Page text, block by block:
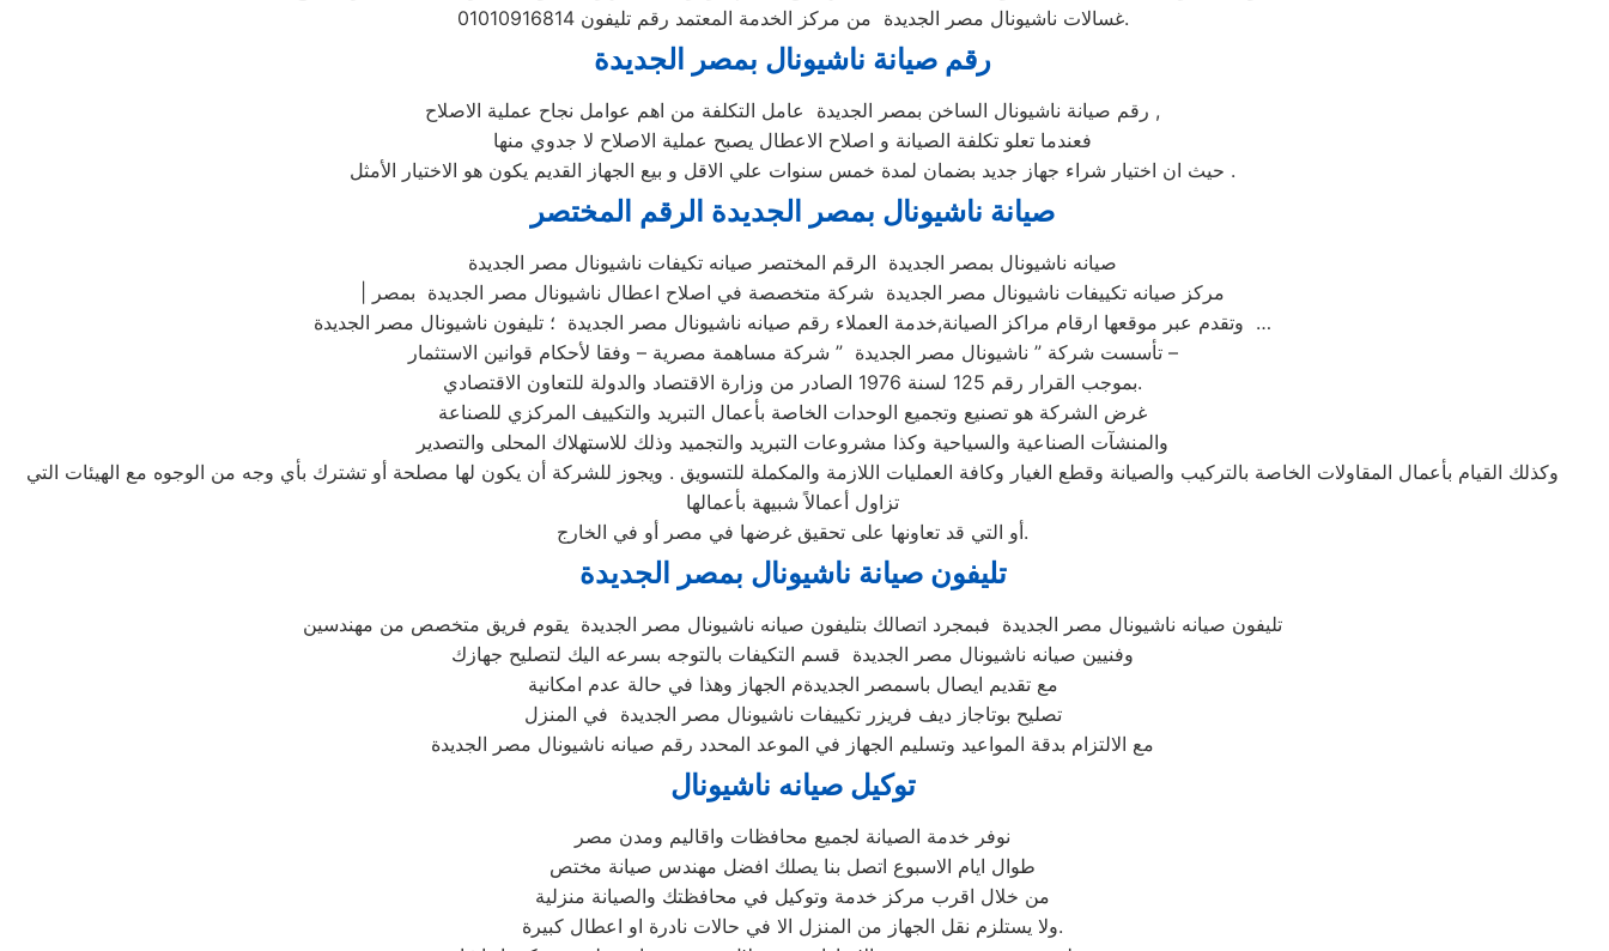
غسالات ناشيونال مصر الجديدة من مركز الخدمة المعتمد رقم تليفون 01010916814.
رقم صيانة ناشيونال بمصر الجديدة
رقم صيانة ناشيونال الساخن بمصر الجديدة عامل التكلفة من اهم عوامل نجاح عملية الاصلاح ,
فعندما تعلو تكلفة الصيانة و اصلاح الاعطال يصبح عملية الاصلاح لا جدوي منها
حيث ان اختيار شراء جهاز جديد بضمان لمدة خمس سنوات علي الاقل و بيع الجهاز القديم يكون هو الاختيار الأمثل .
صيانة ناشيونال بمصر الجديدة الرقم المختصر
صيانه ناشيونال بمصر الجديدة الرقم المختصر صيانه تكيفات ناشيونال مصر الجديدة
| مركز صيانه تكييفات ناشيونال مصر الجديدة شركة متخصصة في اصلاح اعطال ناشيونال مصر الجديدة بمصر
وتقدم عبر موقعها ارقام مراكز الصيانة,خدمة العملاء رقم صيانه ناشيونال مصر الجديدة ؛ تليفون ناشيونال مصر الجديدة …
تأسست شركة ” ناشيونال مصر الجديدة ” شركة مساهمة مصرية – وفقا لأحكام قوانين الاستثمار –
بموجب القرار رقم 125 لسنة 1976 الصادر من وزارة الاقتصاد والدولة للتعاون الاقتصادي.
غرض الشركة هو تصنيع وتجميع الوحدات الخاصة بأعمال التبريد والتكييف المركزي للصناعة
والمنشآت الصناعية والسياحية وكذا مشروعات التبريد والتجميد وذلك للاستهلاك المحلى والتصدير
وكذلك القيام بأعمال المقاولات الخاصة بالتركيب والصيانة وقطع الغيار وكافة العمليات اللازمة والمكملة للتسويق . ويجوز للشركة أن يكون لها مصلحة أو تشترك بأي وجه من الوجوه مع الهيئات التي
تزاول أعمالاً شبيهة بأعمالها
أو التي قد تعاونها على تحقيق غرضها في مصر أو في الخارج.
تليفون صيانة ناشيونال بمصر الجديدة
تليفون صيانه ناشيونال مصر الجديدة فبمجرد اتصالك بتليفون صيانه ناشيونال مصر الجديدة يقوم فريق متخصص من مهندسين
وفنيين صيانه ناشيونال مصر الجديدة قسم التكيفات بالتوجه بسرعه اليك لتصليح جهازك
مع تقديم ايصال باسمصر الجديدةم الجهاز وهذا في حالة عدم امكانية
تصليح بوتاجاز ديف فريزر تكييفات ناشيونال مصر الجديدة في المنزل
مع الالتزام بدقة المواعيد وتسليم الجهاز في الموعد المحدد رقم صيانه ناشيونال مصر الجديدة
توكيل صيانه ناشيونال
نوفر خدمة الصيانة لجميع محافظات واقاليم ومدن مصر
طوال ايام الاسبوع اتصل بنا يصلك افضل مهندس صيانة مختص
من خلال اقرب مركز خدمة وتوكيل في محافظتك والصيانة منزلية
ولا يستلزم نقل الجهاز من المنزل الا في حالات نادرة او اعطال كبيرة.